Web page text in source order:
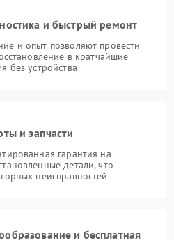
и быстрый ремонт
и опыт позволяют провести
в кратчайшие
без устройства
и запчасти
гарантия на
детали, что
неисправностей
и бесплатная